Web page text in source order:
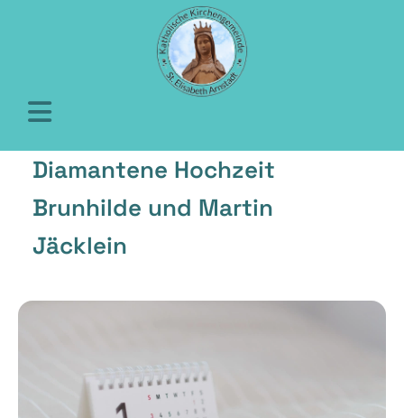
Diamantene Hochzeit
Brunhilde und Martin
Jäcklein